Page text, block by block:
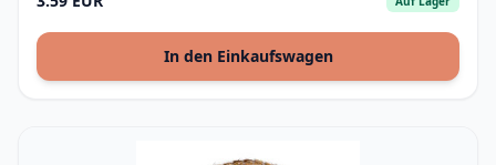
In den Einkaufswagen